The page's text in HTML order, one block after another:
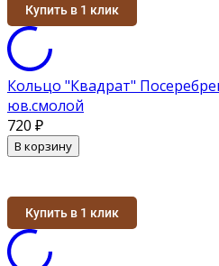
Купить в 1 клик
Кольцо "Квадрат"
юв.смолой
720 ₽
В корзину
Купить в 1 клик